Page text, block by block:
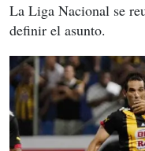
La Liga Nacional se
definir el asunto.